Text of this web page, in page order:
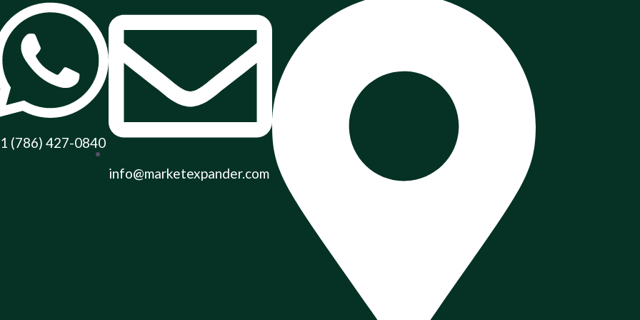
(786) 427-0840
info@marketexpander.com